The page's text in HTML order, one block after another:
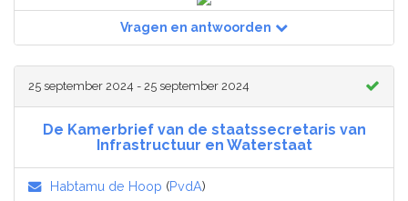
Vragen en antwoorden
25 september 2024 - 25 september 2024
De Kamerbrief van de staatssecretaris van
Infrastructuur en Waterstaat
Habtamu de Hoop (PvdA)